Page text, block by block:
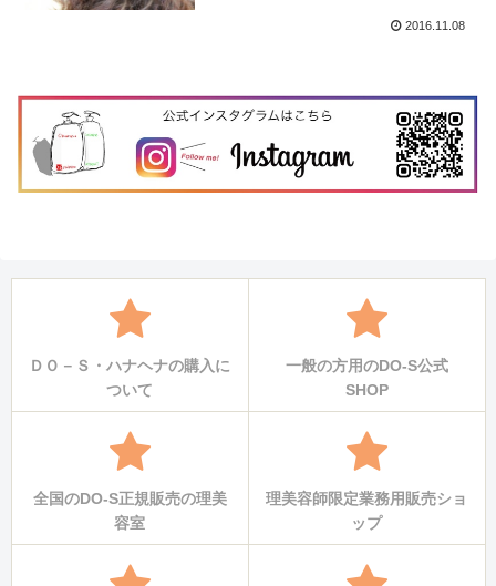
2016.11.08
ＤＯ－Ｓ・ハナヘナの購入に
ついて
一般の方用のDO-S公式
SHOP
全国のDO-S正規販売の理美
容室
理美容師限定業務用販売ショ
ップ